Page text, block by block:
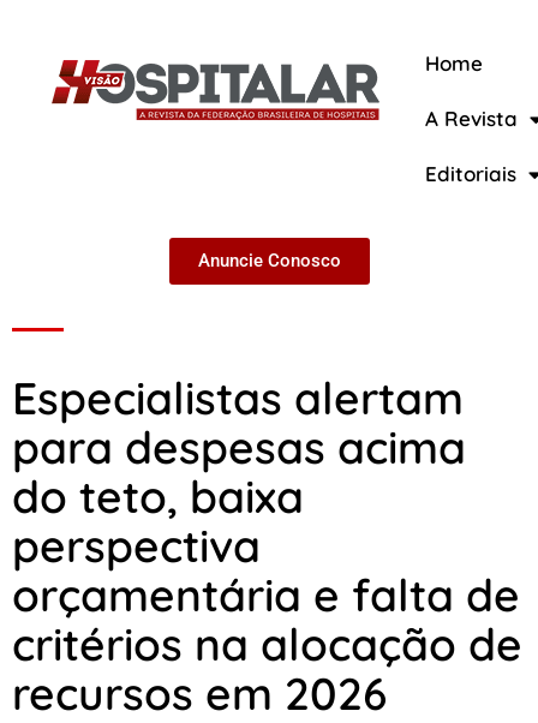
Home
A Revista
Editoriais
Anuncie Conosco
Especialistas alertam
para despesas acima
do teto, baixa
perspectiva
orçamentária e falta de
critérios na alocação de
recursos em 2026